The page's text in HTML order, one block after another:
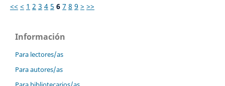
<< < 1 2 3 4 5 6 7 8 9 > >>
Información
Para lectores/as
Para autores/as